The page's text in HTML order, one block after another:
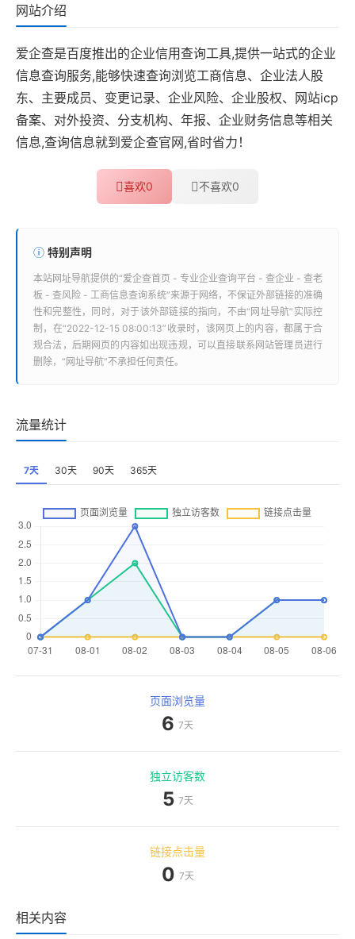
网站介绍
爱企查是百度推出的企业信用查询工具,提供一站式的企业
信息查询服务,能够快速查询浏览工商信息、企业法人股
东、主要成员、变更记录、企业风险、企业股权、网站icp
备案、对外投资、分支机构、年报、企业财务信息等相关
信息,查询信息就到爱企查官网,省时省力！
喜欢0 不喜欢0
特别声明
本站网址导航提供的“爱企查首页 - 专业企业查询平台 - 查企业 - 查老
板 - 查风险 - 工商信息查询系统”来源于网络，不保证外部链接的准确
性和完整性，同时，对于该外部链接的指向，不由“ 网址导航”实际控
制，在“2022-12-15 08:00:13”收录时，该网页上的内容，都属于合
规合法，后期网页的内容如出现违规，可以直接联系网站管理员进行
删除，“ 网址导航”不承担任何责任。
流量统计
7天 30天 90天 365天
页面浏览量
6 7天
独立访客数
5 7天
链接点击量
0 7天
相关内容